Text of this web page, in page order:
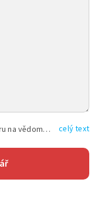
Vyplněním shora uvedených údajů beru na vědomí, že společnost TEXT FACTORY s.r.o., sídlem Brno, Durďákova 336/29, Černá Pole, PSČ: 613 00, IČ: 06157831, zapsané u Krajského soudu v Brně, oddíl C, vložka 100399, bude zpracovávat mé osobní údaje uvedené v rámci mnou vyplněného registračního formuláře na základě oprávněných zájmů TEXT FACTORY s.r.o. dle čl. 6 odst. 1 písm. f) GDPR a pro splnění právních povinností (čl. 6 odst. 1 písm. c) GDPR), a to pro tyto účely: nezbytnost zajistit oprávnění návštěvníka webových stránek provozovaných společností TEXT FACTORY s.r.o. přispívat aktivně ke zveřejněným článkům nebo v rámci diskusních fór a výkon práv TEXT FACTORY s.r.o. jako administrátora těchto diskusních fór. Více informací o zpracování osobních údajů a právech lze nalézt v celý text